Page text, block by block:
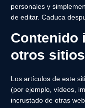
personales y
de editar. Caduca
Contenido
otros
Los artículos de este
(por ejemplo, vídeos,
incrustado de otras